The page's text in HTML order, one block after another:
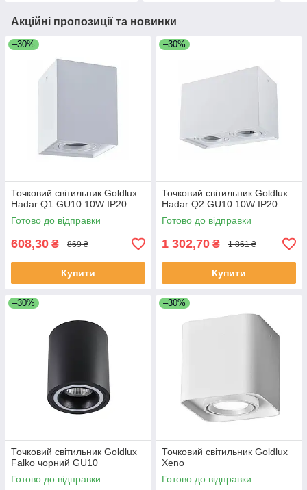
Акційні пропозиції та новинки
–30%
Точковий світильник Goldlux
Hadar Q1 GU10 10W IP20
Готово до відправки
608,30 ₴ 869 ₴
Купити
–30%
Точковий світильник Goldlux
Hadar Q2 GU10 10W IP20
Готово до відправки
1 302,70 ₴ 1 861 ₴
Купити
–30%
Точковий світильник Goldlux
Falko чорний GU10
Готово до відправки
–30%
Точковий світильник Goldlux
Xeno
Готово до відправки